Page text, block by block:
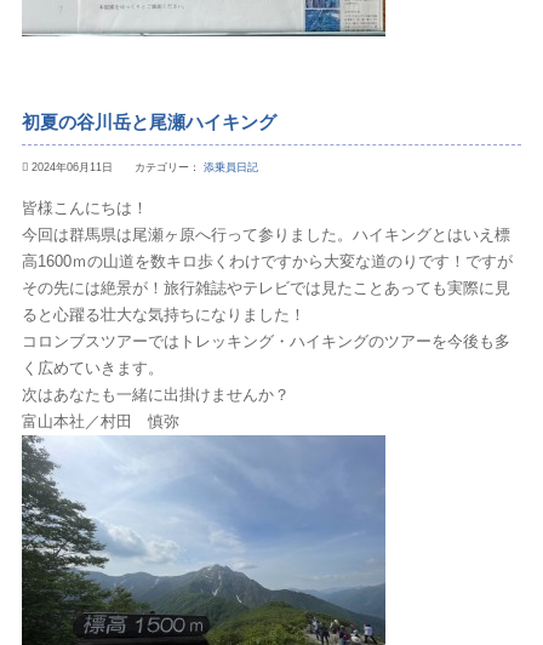
初夏の谷川岳と尾瀬ハイキング
2024年06月11日 カテゴリー： 添乗員日記
皆様こんにちは！
今回は群馬県は尾瀬ヶ原へ行って参りました。ハイキングとはいえ標
高1600ｍの山道を数キロ歩くわけですから大変な道のりです！ですが
その先には絶景が！旅行雑誌やテレビでは見たことあっても実際に見
ると心躍る壮大な気持ちになりました！
コロンブスツアーではトレッキング・ハイキングのツアーを今後も多
く広めていきます。
次はあなたも一緒に出掛けませんか？
富山本社／村田 慎弥